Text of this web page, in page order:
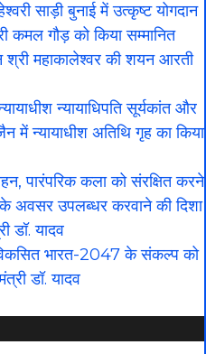
साड़ी बुनाई में उत्कृष्ट योगदान
गौड़ को किया सम्मानित
श्री महाकालेश्‍वर की शयन आरती
न्यायाधिपति सूर्यकांत और
में न्यायाधीश अतिथि गृह का किया
पारंपरिक कला को संरक्षित करने
अवसर उपलब्धर करवाने की दिशा
डॉ. यादव
भारत-2047 के संकल्प को
डॉ. यादव